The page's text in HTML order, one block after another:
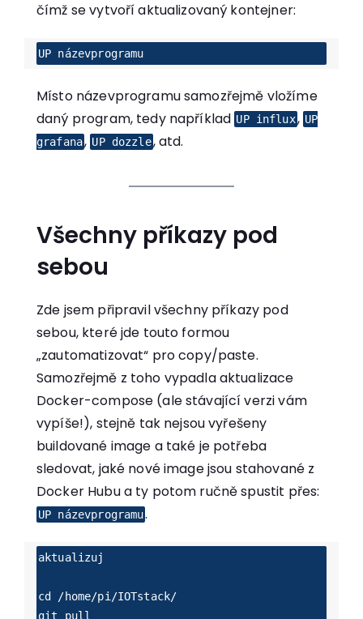
čímž se vytvoří aktualizovaný kontejner:
UP názevprogramu
Místo názevprogramu samozřejmě vložíme
daný program, tedy napříkladUP influx,UP
grafana,UP dozzle, atd.
Všechny příkazy pod
sebou
Zde jsem připravil všechny příkazy pod
sebou, které jde touto formou
„zautomatizovat“ pro copy/paste.
Samozřejmě z toho vypadla aktualizace
Docker-compose (ale stávající verzi vám
vypíše!), stejně tak nejsou vyřešeny
buildované image a také je potřeba
sledovat, jaké nové image jsou stahované z
Docker Hubu a ty potom ručně spustit přes:
UP názevprogramu.
aktualizuj
cd /home/pi/IOTstack/
git pull